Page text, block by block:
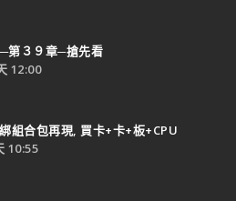
第３９章─搶先看
12:00
組合包再現, 買卡+卡+板+CPU
10:55